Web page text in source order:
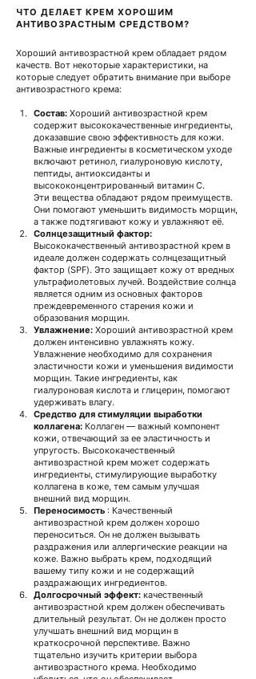
ЧТО ДЕЛАЕТ КРЕМ ХОРОШИМ
АНТИВОЗРАСТНЫМ СРЕДСТВОМ?
Хороший антивозрастной крем обладает рядом
качеств. Вот некоторые характеристики, на
которые следует обратить внимание при выборе
антивозрастного крема:
Состав: Хороший антивозрастной крем
содержит высококачественные ингредиенты,
доказавшие свою эффективность для кожи.
Важные ингредиенты в косметическом уходе
включают ретинол, гиалуроновую кислоту,
пептиды, антиоксиданты и
высококонцентрированный витамин С.
Эти вещества обладают рядом преимуществ.
Они помогают уменьшить видимость морщин,
а также подтягивают кожу и увлажняют её.
Солнцезащитный фактор:
Высококачественный антивозрастной крем в
идеале должен содержать солнцезащитный
фактор (SPF). Это защищает кожу от вредных
ультрафиолетовых лучей. Воздействие солнца
является одним из основных факторов
преждевременного старения кожи и
образования морщин.
Увлажнение: Хороший антивозрастной крем
должен интенсивно увлажнять кожу.
Увлажнение необходимо для сохранения
эластичности кожи и уменьшения видимости
морщин. Такие ингредиенты, как
гиалуроновая кислота и глицерин, помогают
удерживать влагу.
Средство для стимуляции выработки
коллагена: Коллаген — важный компонент
кожи, отвечающий за ее эластичность и
упругость. Высококачественный
антивозрастной крем может содержать
ингредиенты, стимулирующие выработку
коллагена в коже, тем самым улучшая
внешний вид морщин.
Переносимость : Качественный
антивозрастной крем должен хорошо
переноситься. Он не должен вызывать
раздражения или аллергические реакции на
коже. Важно выбрать крем, подходящий
вашему типу кожи и не содержащий
раздражающих ингредиентов.
Долгосрочный эффект: качественный
антивозрастной крем должен обеспечивать
длительный результат. Он не должен просто
улучшать внешний вид морщин в
краткосрочной перспективе. Важно
тщательно изучить критерии выбора
антивозрастного крема. Необходимо